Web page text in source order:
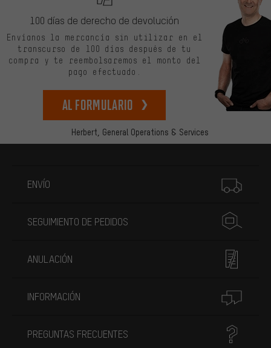
Herbert, General Operations & Services
100 días de derecho de devolución
Envíanos la mercancía sin utilizar en el
transcurso de 100 días después de tu
compra y te reembolsaremos el monto del
pago efectuado.
Al formulario
ENVÍO
SEGUIMIENTO DE PEDIDOS
ANULACIÓN
INFORMACIÓN
PREGUNTAS FRECUENTES